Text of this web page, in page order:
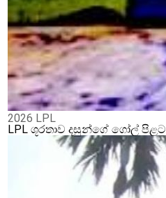
2026 LPL
LPL ශූරතාව දසුන්ගේ ගෝල් පිළට